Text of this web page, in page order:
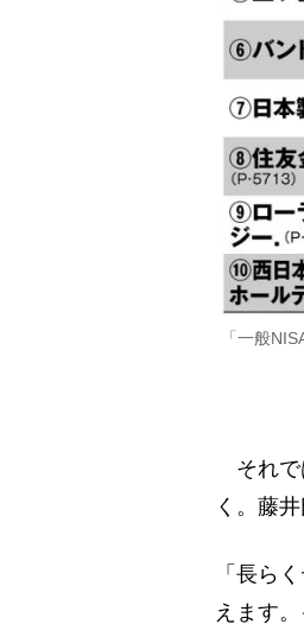
「一般
それで
く。藤
「長ら
えます